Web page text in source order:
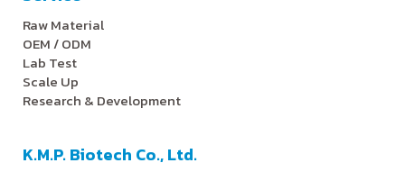
Raw Material
OEM / ODM
Lab Test
Scale Up
Research & Development
K.M.P. Biotech Co., Ltd.